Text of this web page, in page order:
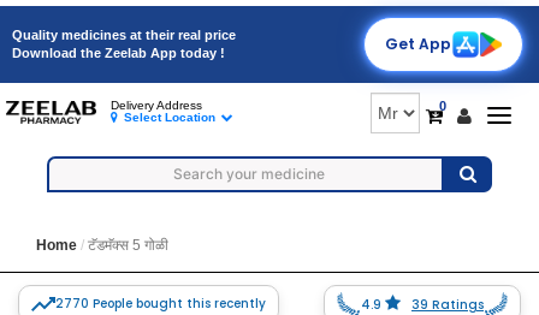
Quality medicines at their real price
Download the Zeelab App today !
Get App
0
Delivery Address
Select Location
Home टॅडमॅक्स 5 गोळी
2770 People bought this recently 4.9 39 Ratings